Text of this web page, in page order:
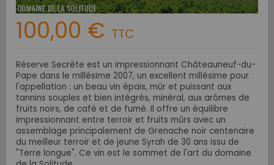
100,00 € TTC
Réserve Secrète est un impressionnant Châteauneuf-du-
Pape dans le millésime 2007, un excellent millésime pour
l'appellation : un beau vin épais, mûr et puissant aux
tannins souples et bien intégrés, minéral, aux arômes de
fruits noirs, de café et de fumé. Il offre un équilibre
impressionnant entre terroir et fruits mûrs avec un
assemblage principalement de Grenache noir centenaire
du meilleur terroir et de jeune Syrah de 30 ans issu de
"Terre longue". Ce vin est le sommet de l'art du domaine